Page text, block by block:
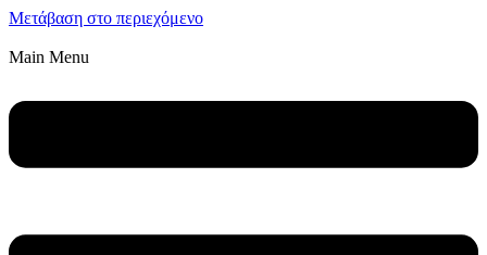
Μετάβαση στο περιεχόμενο
Main Menu